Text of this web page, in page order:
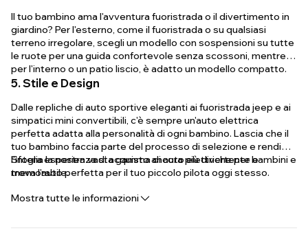
Il tuo bambino ama l'avventura fuoristrada o il divertimento in
giardino? Per l'esterno, come il fuoristrada o su qualsiasi
terreno irregolare, scegli un modello con sospensioni su tutte
le ruote per una guida confortevole senza scossoni, mentre
per l'interno o un patio liscio, è adatto un modello compatto.
5. Stile e Design
Dalle repliche di auto sportive eleganti ai fuoristrada jeep e ai
simpatici mini convertibili, c'è sempre un'auto elettrica
perfetta adatta alla personalità di ogni bambino. Lascia che il
tuo bambino faccia parte del processo di selezione e rendi
l'intera esperienza di acquisto ancora più divertente e
memorabile.
Sfoglia la nostra vasta gamma di auto elettriche per bambini e
trova l'auto perfetta per il tuo piccolo pilota oggi stesso.
Mostra tutte le informazioni